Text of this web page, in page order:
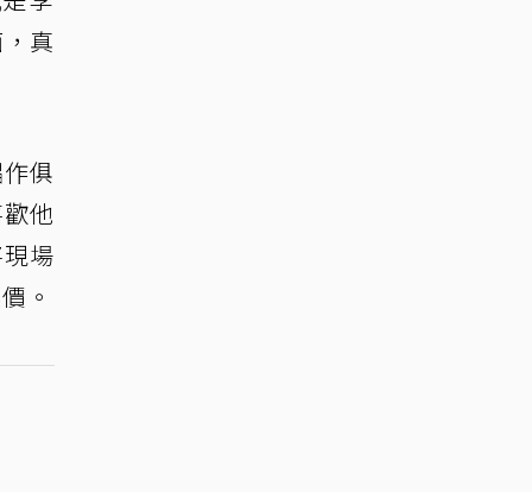
真
俱
他
場
。